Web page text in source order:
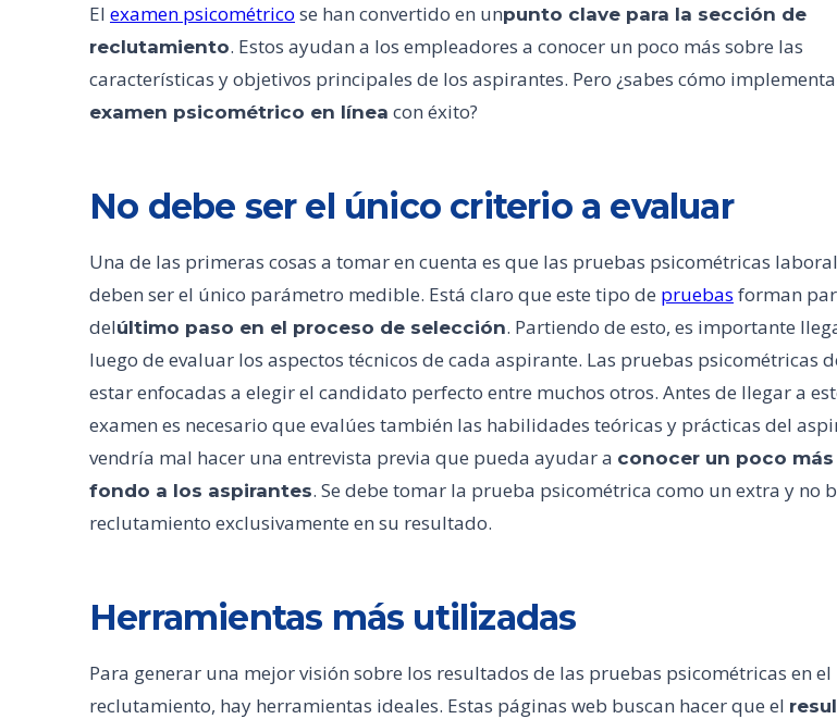
El examen psicométrico se han convertido en unpunto clave para la sección de
reclutamiento. Estos ayudan a los empleadores a conocer un poco más sobre las
características y objetivos principales de los aspirantes. Pero ¿sabes cómo
examen psicométrico en línea con éxito?
No debe ser el único criterio a evaluar
Una de las primeras cosas a tomar en cuenta es que las pruebas psicométricas
deben ser el único parámetro medible. Está claro que este tipo de pruebas forman
delúltimo paso en el proceso de selección. Partiendo de esto, es importante
luego de evaluar los aspectos técnicos de cada aspirante. Las pruebas psicométricas
estar enfocadas a elegir el candidato perfecto entre muchos otros. Antes de llegar a
examen es necesario que evalúes también las habilidades teóricas y prácticas del
vendría mal hacer una entrevista previa que pueda ayudar a conocer un poco más
fondo a los aspirantes. Se debe tomar la prueba psicométrica como un extra y no
reclutamiento exclusivamente en su resultado.
Herramientas más utilizadas
Para generar una mejor visión sobre los resultados de las pruebas psicométricas en el
reclutamiento, hay herramientas ideales. Estas páginas web buscan hacer que el